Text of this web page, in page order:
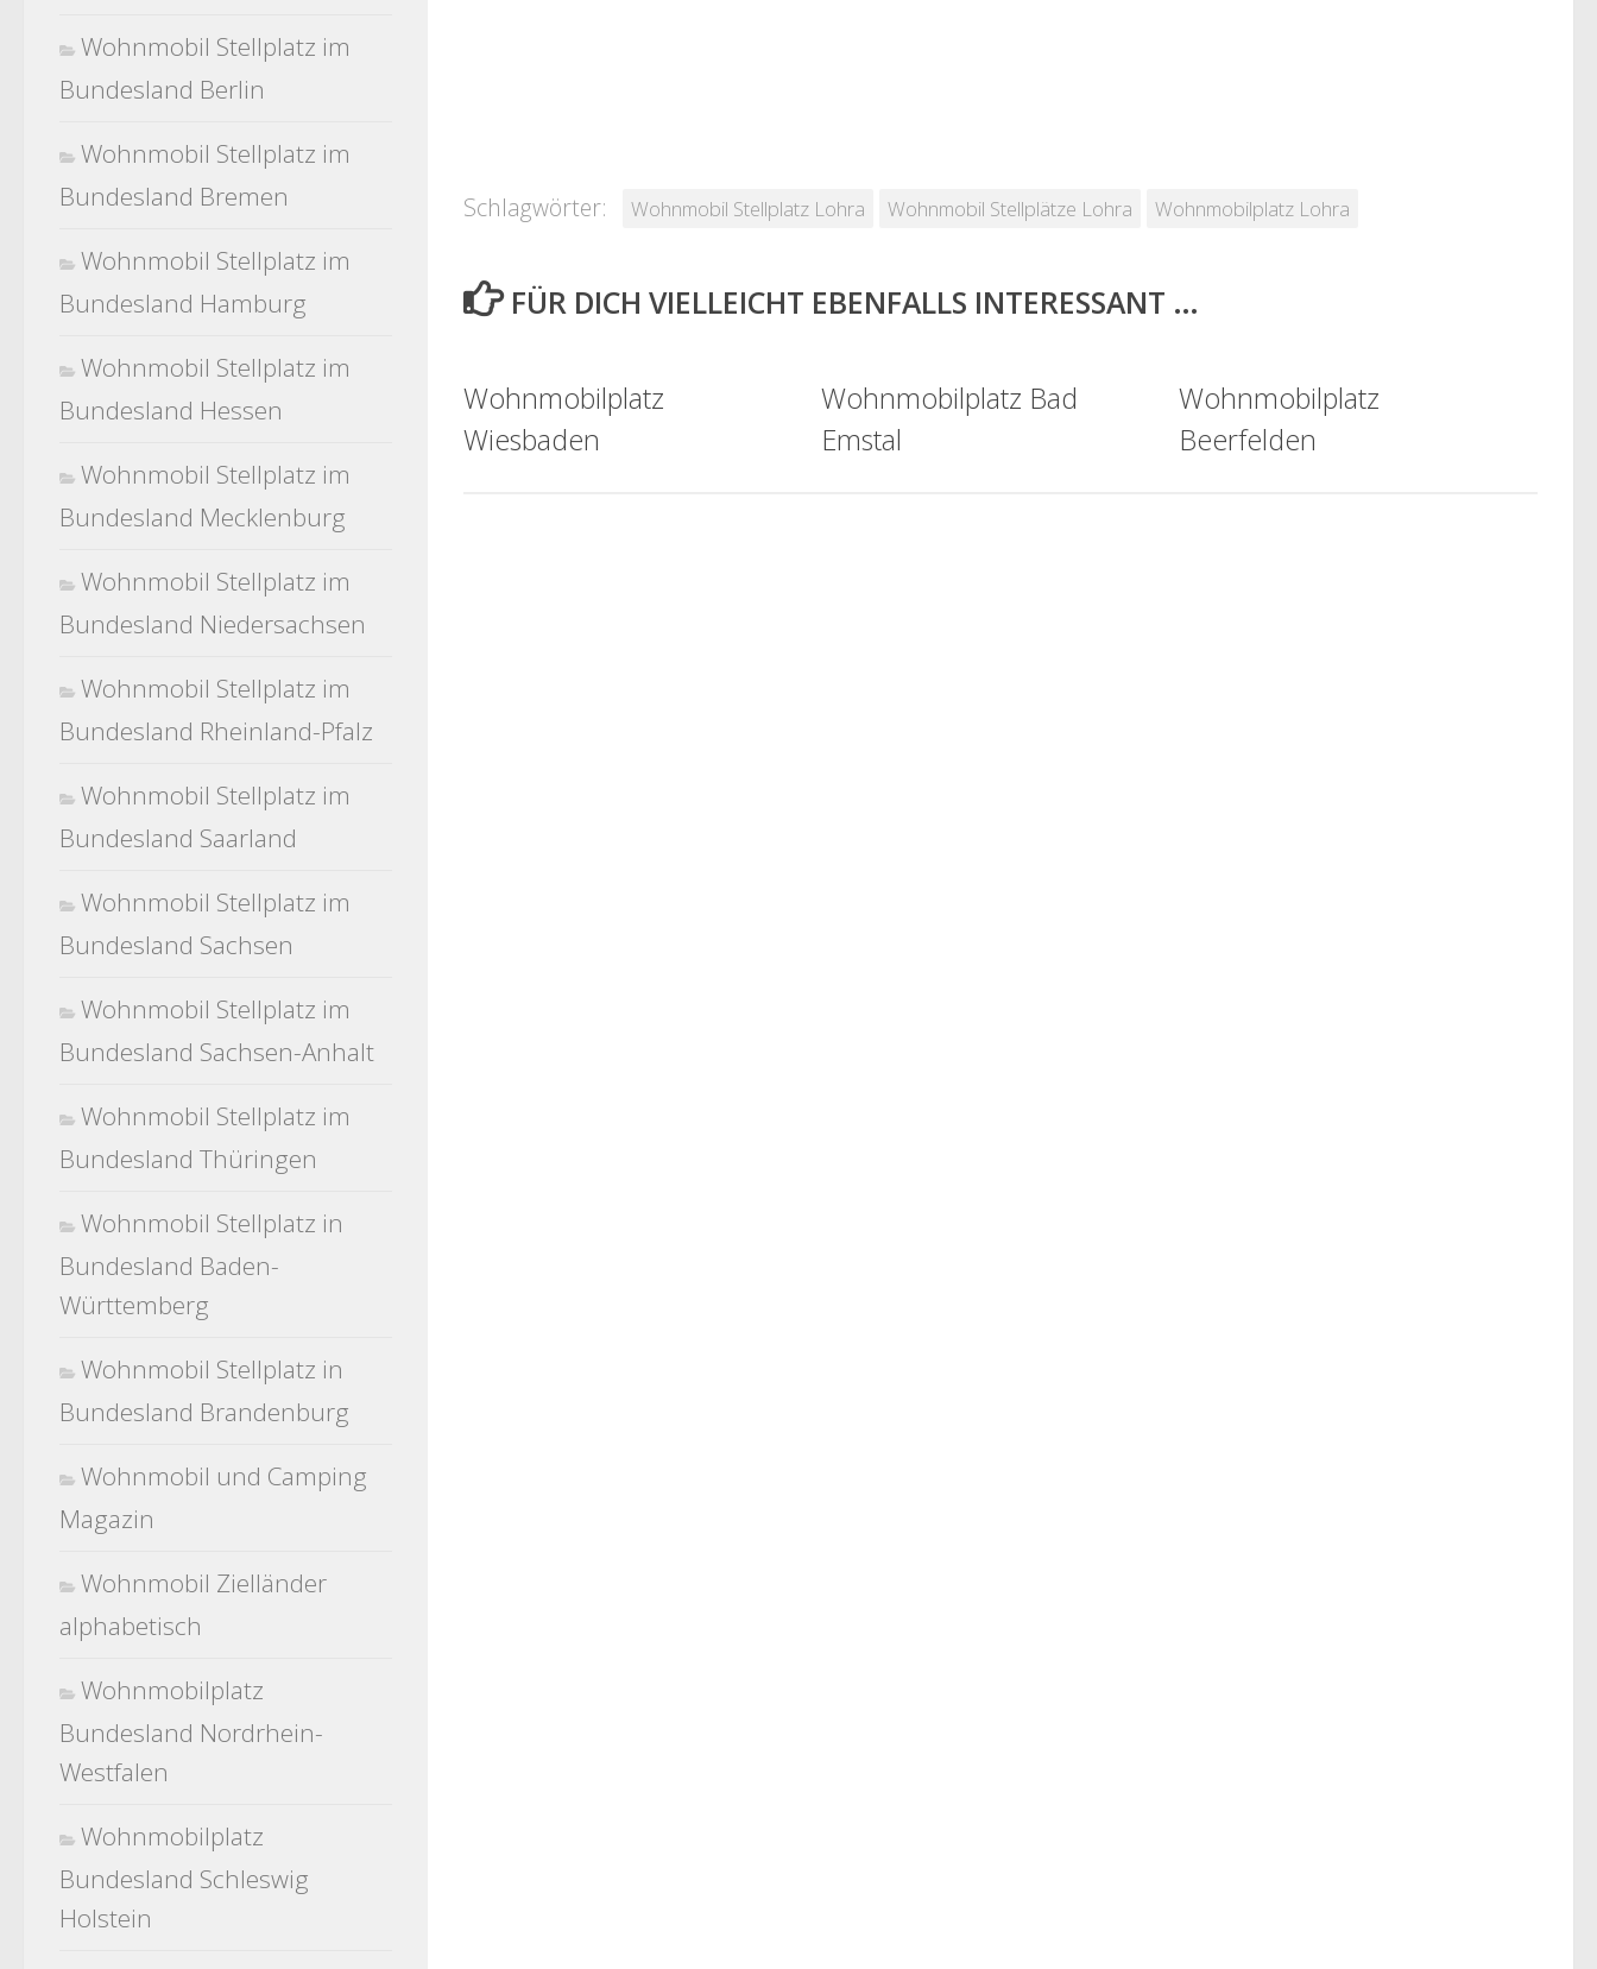
Schlagwörter: Wohnmobil Stellplatz Lohra Wohnmobil Stellplätze Lohra Wohnmobilplatz Lohra
FÜR DICH VIELLEICHT EBENFALLS INTERESSANT …
Wohnmobilplatz
Wiesbaden
Wohnmobilplatz Bad
Emstal
Wohnmobilplatz
Beerfelden
Wohnmobil Stellplatz im
Bundesland Berlin
Wohnmobil Stellplatz im
Bundesland Bremen
Wohnmobil Stellplatz im
Bundesland Hamburg
Wohnmobil Stellplatz im
Bundesland Hessen
Wohnmobil Stellplatz im
Bundesland Mecklenburg
Wohnmobil Stellplatz im
Bundesland Niedersachsen
Wohnmobil Stellplatz im
Bundesland Rheinland-Pfalz
Wohnmobil Stellplatz im
Bundesland Saarland
Wohnmobil Stellplatz im
Bundesland Sachsen
Wohnmobil Stellplatz im
Bundesland Sachsen-Anhalt
Wohnmobil Stellplatz im
Bundesland Thüringen
Wohnmobil Stellplatz in
Bundesland Baden-
Württemberg
Wohnmobil Stellplatz in
Bundesland Brandenburg
Wohnmobil und Camping
Magazin
Wohnmobil Zielländer
alphabetisch
Wohnmobilplatz
Bundesland Nordrhein-
Westfalen
Wohnmobilplatz
Bundesland Schleswig
Holstein